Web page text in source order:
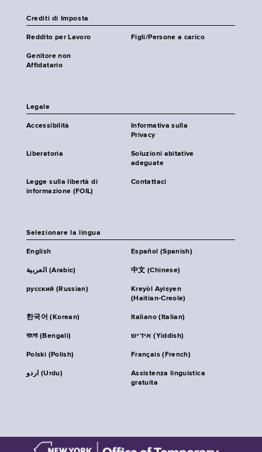
Crediti di Imposta
Reddito per Lavoro Figli/Persone a carico
Genitore non
Affidatario
Legale
Accessibilità
Informativa sulla
Privacy
Liberatoria
Soluzioni abitative
adeguate
Legge sulla libertà di
informazione (FOIL)
Contattaci
Selezionare la lingua
English Español (Spanish)
العربية (Arabic) 中文 (Chinese)
русский (Russian)
Kreyòl Ayisyen
(Haitian-Creole)
한국어 (Korean) Italiano (Italian)
বাংলা (Bengali) אידיש (Yiddish)
Polski (Polish) Français (French)
اردو (Urdu)
Assistenza linguistica
gratuita